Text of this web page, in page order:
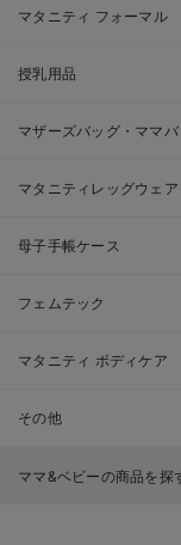
マタニティ フォーマル
授乳用品
マザーズバッグ・ママ
マタニティレッグウェア
母子手帳ケース
フェムテック
マタニティ ボディケア
その他
ママ&ベビーの商品を探